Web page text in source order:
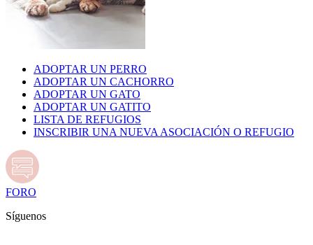
ADOPTAR UN PERRO
ADOPTAR UN CACHORRO
ADOPTAR UN GATO
ADOPTAR UN GATITO
LISTA DE REFUGIOS
INSCRIBIR UNA NUEVA ASOCIACIÓN O REFUGIO
FORO
Síguenos